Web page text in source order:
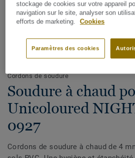
Voir
Cordons de soudure
Soudure à chaud
Unicoloured
0927
Cordons de soudure à chaud de 4
stockage de cookies sur votre appareil
navigation sur le site, analyser son
efforts de marketing.
Cookies
Paramètres des cookies